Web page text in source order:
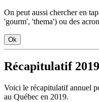
On peut aussi chercher en
'gourm', 'thema') ou des
Ok
Récapitulatif 2019
Voici le récapitulatif annuel
au Québec en 2019.